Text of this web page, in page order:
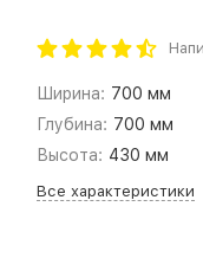
Ширина: 700 мм
Глубина: 700 мм
Высота: 430 мм
Все характеристики